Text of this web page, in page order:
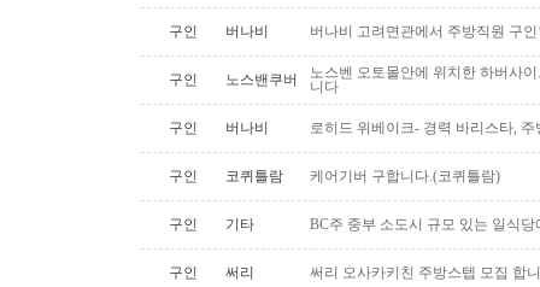
구인 버나비 버나비 고려면관에서 주방직원 구
구인 노스밴쿠버
노스벤 오토몰안에 위치한 하버사
니다
구인 버나비 로히드 위베이크- 경력 바리스타, 주
구인 코퀴틀람 케어기버 구합니다.(코퀴틀람)
구인 기타 BC주 중부 소도시 규모 있는 일식
구인 써리 써리 오사카키친 주방스텝 모집 합